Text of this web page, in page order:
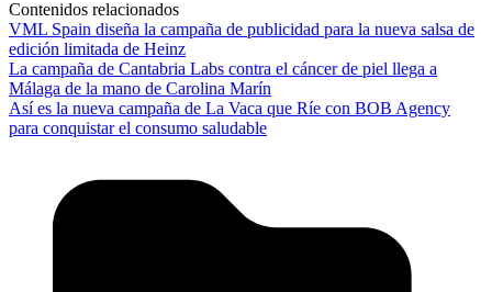
Contenidos relacionados
VML Spain diseña la campaña de publicidad para la nueva salsa de
edición limitada de Heinz
La campaña de Cantabria Labs contra el cáncer de piel llega a
Málaga de la mano de Carolina Marín
Así es la nueva campaña de La Vaca que Ríe con BOB Agency
para conquistar el consumo saludable